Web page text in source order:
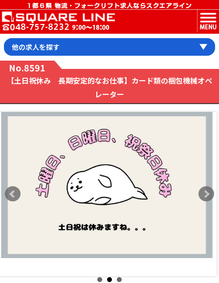
MENU
他の求人を探す
No.8591
【土日祝休み 長期安定的なお仕事】カード類の梱包機械オペ
レーター